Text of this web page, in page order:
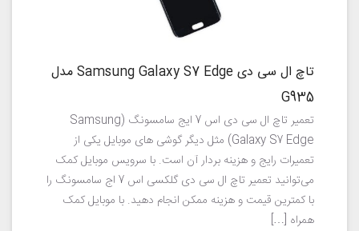
تاچ ال سی دی Samsung Galaxy S7 Edge مدل
G935
تعمیر تاچ ال سی دی اس 7 ایج سامسونگ (Samsung
Galaxy S7 Edge) مثل دیگر گوشی های موبایل یکی از
تعمیرات رایج و هزینه بردار آن است. با سرویس موبایل کمک
می‌توانید تعمیر تاچ ال سی دی گلکسی اس 7 اج سامسونگ را
با کمترین قیمت و هزینه ممکن انجام دهید. با موبایل کمک
همراه […]